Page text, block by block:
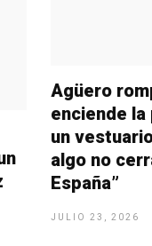
Agüero
enciende la
un
algo no
España”
JULIO 23, 2026